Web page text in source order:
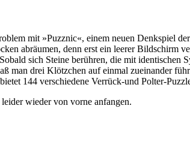
mit »Puzznic«, einem neuen Denkspiel
abräumen, denn erst ein leerer Bildschirm
sich Steine berühren, die mit identischen
man drei Klötzchen auf einmal zueinander
144 verschiedene Verrück-und Polter-
wieder von vorne anfangen.